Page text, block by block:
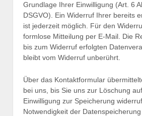
Grundlage Ihrer Einwilligung (Art. 6
DSGVO). Ein Widerruf Ihrer bereits
ist jederzeit möglich. Für den
formlose Mitteilung per E-Mail. Die
bis zum Widerruf erfolgten
bleibt vom Widerruf unberührt.
Über das Kontaktformular
bei uns, bis Sie uns zur Löschung
Einwilligung zur Speicherung
Notwendigkeit der